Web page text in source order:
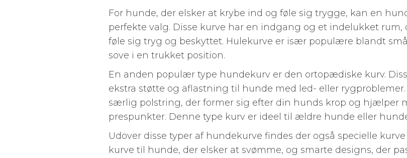
For hunde, der elsker at krybe ind og føle sig trygge, kan en
perfekte valg. Disse kurve har en indgang og et indelukket
føle sig tryg og beskyttet. Hulekurve er især populære blandt
sove i en trukket position.
En anden populær type hundekurv er den ortopædiske kurv.
ekstra støtte og aflastning til hunde med led- eller
særlig polstring, der former sig efter din hunds krop og hjælper
prespunkter. Denne type kurv er ideel til ældre hunde eller
Udover disse typer af hundekurve findes der også specielle
kurve til hunde, der elsker at svømme, og smarte designs, der